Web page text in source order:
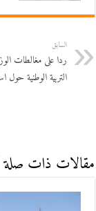
السابق
ردا على مغالطات
التربية الوطنية
مقالات ذات صلة